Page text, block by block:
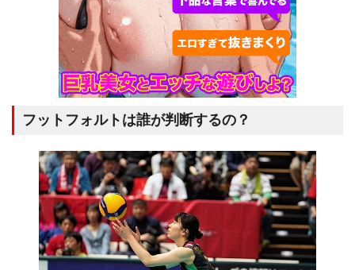
フットフォルトは誰が判断するの？